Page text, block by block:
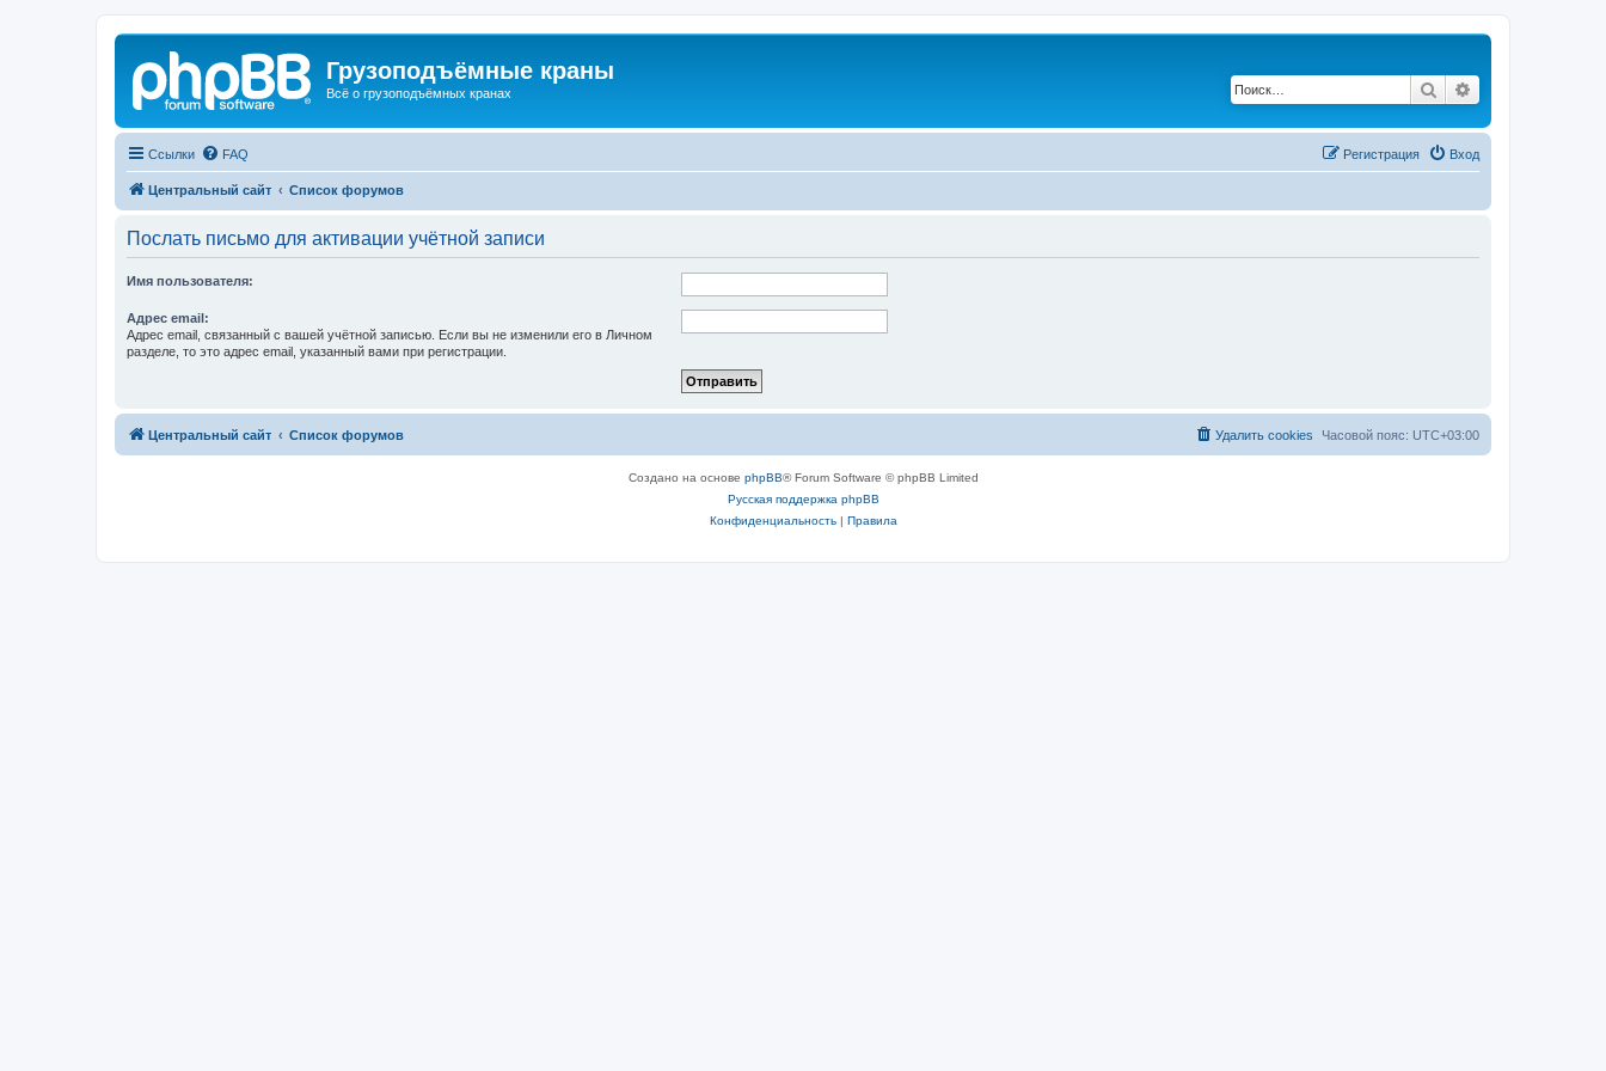
Грузоподъёмные краны
Всё о грузоподъёмных кранах Поиск
Ссылки FAQ Вход
Регистрация
Центральный сайт Список форумов
Послать письмо для активации учётной записи
Имя пользователя:
Адрес email:
Адрес email, связанный с вашей учётной записью. Если вы не изменили его в Личном
разделе, то это адрес email, указанный вами при регистрации.
Центральный сайт Список форумов Часовой пояс: UTC+03:00
Удалить cookies
Создано на основе phpBB® Forum Software © phpBB Limited
Русская поддержка phpBB
Конфиденциальность| Правила